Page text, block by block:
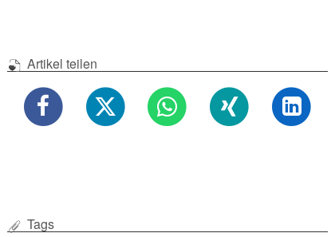
Artikel teilen
Tags